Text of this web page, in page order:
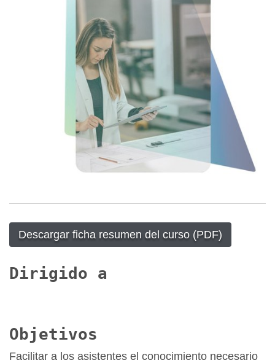
Descargar ficha resumen del curso (PDF)
Dirigido a
Objetivos
Facilitar a los asistentes el conocimiento necesario